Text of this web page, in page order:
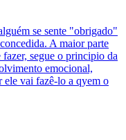
se sente "obrigado"
A maior parte
fazer, segue o principio da
emocional,
ele vai fazê-lo a qyem o